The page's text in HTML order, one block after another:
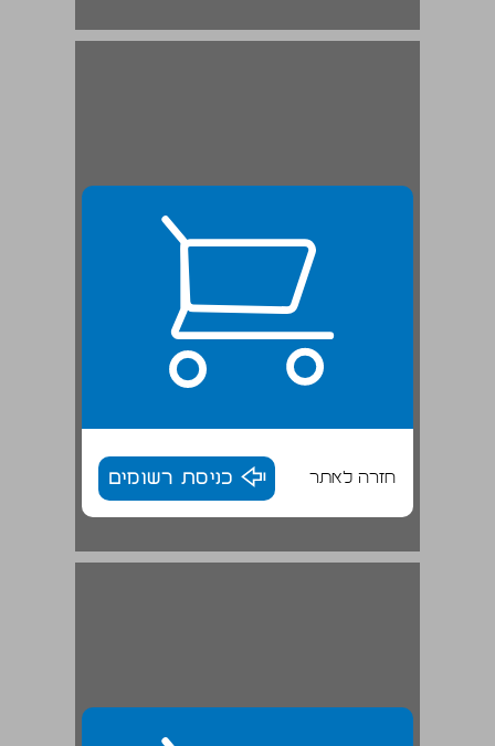
חזרה לאתר כניסת רשומים